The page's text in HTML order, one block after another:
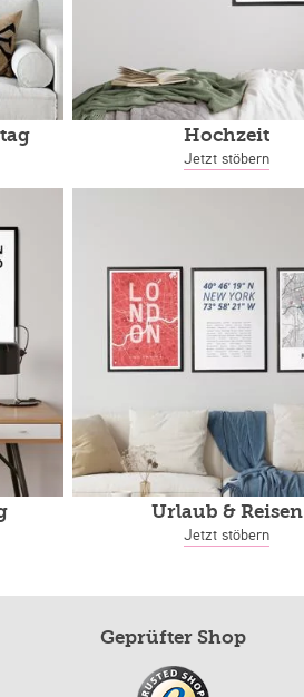
Hochzeit
Jetzt stöbern
Urlaub & Reisen
Jetzt stöbern
Geprüfter Shop